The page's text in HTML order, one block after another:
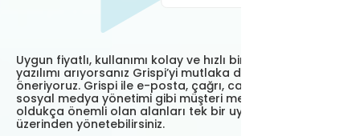
Uygun fiyatlı, kullanımı kolay ve hızlı bir müşteri destek
yazılımı arıyorsanız Grispi’yi mutlaka değerlendirmenizi
öneriyoruz. Grispi ile e-posta, çağrı, canlı chat ve
sosyal medya yönetimi gibi müşteri memnuniyetinde
oldukça önemli olan alanları tek bir uygulama
üzerinden yönetebilirsiniz.